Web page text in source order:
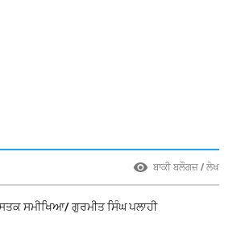
ਬਾਕੀ ਬਲੌਗਜ਼ / ਲੇਖ
ਸਮੀਖਿਆ/ ਗੁਰਮੀਤ ਸਿੰਘ ਪਲਾਹੀ